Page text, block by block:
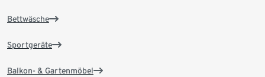
Bettwäsche
Sportgeräte
Balkon- & Gartenmöbel